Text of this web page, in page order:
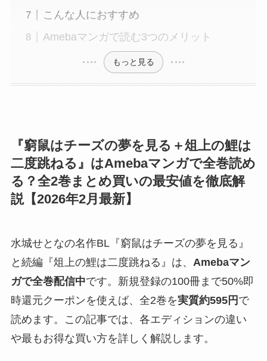
こんな人におすすめ
Amebaマンガで読む3つのメリット
もっと見る
『窮鼠はチーズの夢を見る＋俎上の鯉は
二度跳ねる』はAmebaマンガで全巻読め
る？全2巻まとめ買いの最安値を徹底解
説【2026年2月最新】
水城せとなの名作BL『窮鼠はチーズの夢を見る』
と続編『俎上の鯉は二度跳ねる』は、 Amebaマン
ガで全巻配信中です。新規登録の100冊まで50%即
時還元クーポンを使えば、全2巻を実質約595円 で
読めます。この記事では、各エディションの違い
や最もお得な買い方を詳しく解説します。